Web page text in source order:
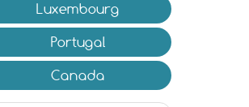
Luxembourg
Portugal
Canada